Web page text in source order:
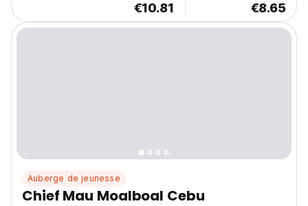
€10.81 €8.65
Auberge de jeunesse
Chief Mau Moalboal Cebu